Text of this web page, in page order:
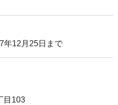
年12月25日まで
目103